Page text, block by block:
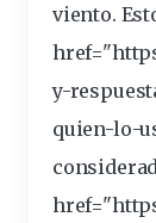
viento.
y-
quien-lo-